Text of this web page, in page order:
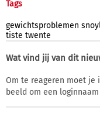
Tags
gewichtsproblemen
tiste twente
Wat vind jij van dit
Om te reageren moet je
beeld om een